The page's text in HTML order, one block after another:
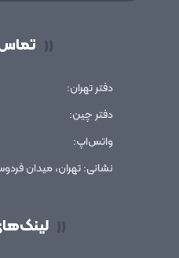
(( تماس
دفتر تهران:
دفتر چین:
واتس‌اپ:
نشانی: تهران، میدان
((